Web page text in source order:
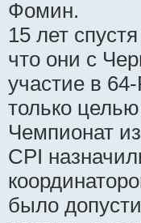
Фомин.
15 лет
что они с
участие в
только
Чемпионат
CPI
было